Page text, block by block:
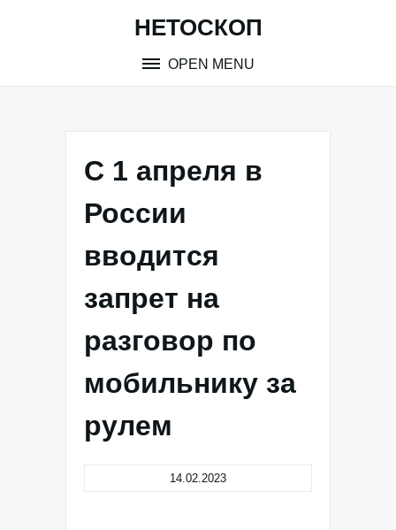
НЕТОСКОП
OPEN MENU
С 1 апреля в
России
вводится
запрет на
разговор по
мобильнику за
рулем
14.02.2023